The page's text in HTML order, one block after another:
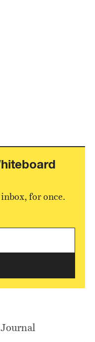
for once.